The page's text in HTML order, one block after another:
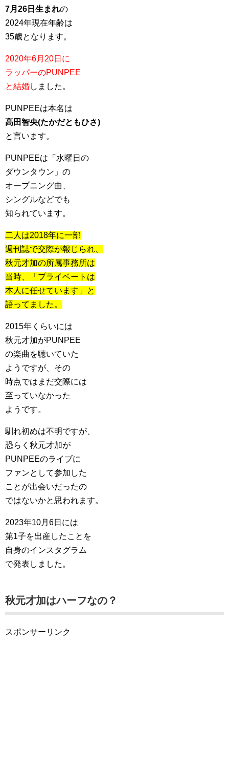
7月26日生まれの
2024年現在年齢は
35歳となります。
2020年6月20日に
ラッパーのPUNPEE
と結婚しました。
PUNPEEは本名は
高田智央(たかだともひさ)
と言います。
PUNPEEは「水曜日の
ダウンタウン」の
オープニング曲、
シングルなどでも
知られています。
二人は2018年に一部
週刊誌で交際が報じられ、
秋元才加の所属事務所は
当時、「プライベートは
本人に任せています」と
語ってました。
2015年くらいには
秋元才加がPUNPEE
の楽曲を聴いていた
ようですが、その
時点ではまだ交際には
至っていなかった
ようです。
馴れ初めは不明ですが、
恐らく秋元才加が
PUNPEEのライブに
ファンとして参加した
ことが出会いだったの
ではないかと思われます。
2023年10月6日には
第1子を出産したことを
自身のインスタグラム
で発表しました。
秋元才加はハーフなの？
スポンサーリンク